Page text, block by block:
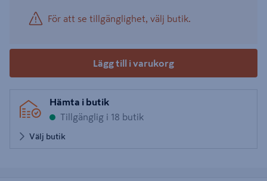
För att se tillgänglighet, välj butik.
Lägg till i varukorg
Hämta i butik
Tillgänglig i 18 butik
Välj butik